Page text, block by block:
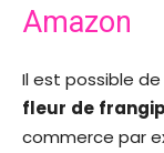
Amazon
Il est possible
fleur de
commerce par